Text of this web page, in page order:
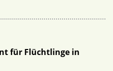
für Flüchtlinge in